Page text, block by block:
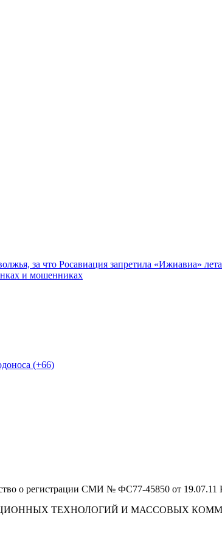
за что Росавиация запретила «Ижиавиа»
и мошенниках
(+66)
о регистрации СМИ № ФС77-45850 от
ТЕХНОЛОГИЙ И МАССОВЫХ